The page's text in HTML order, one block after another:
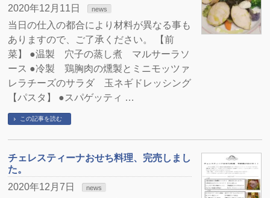
2020年12月11日
news
当日の仕入の都合により材料が異なる事も
ありますので、ご了承ください。 【前
菜】 ●温製 穴子の蒸し煮 マルサーラソ
ース ●冷製 鶏胸肉の燻製とミニモッツァ
レラチーズのサラダ 玉ネギドレッシング
【パスタ】 ●スパゲッティ …
この記事を読む
チェレスティーナおせち料理、完売しまし
た。
2020年12月7日
news